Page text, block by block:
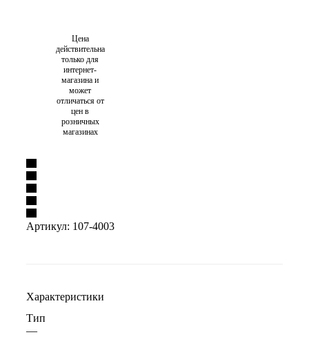
Цена
действительна
только для
интернет-
магазина и
может
отличаться от
цен в
розничных
магазинах
Артикул: 107-4003
Характеристики
Тип
—